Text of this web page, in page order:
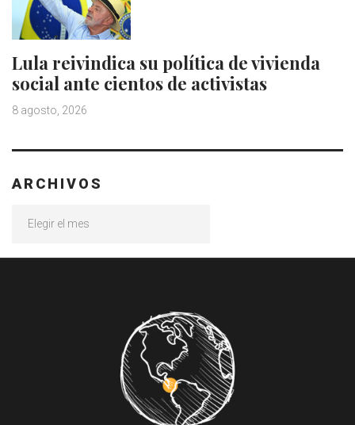
Lula reivindica su política de vivienda
social ante cientos de activistas
8 agosto, 2026
ARCHIVOS